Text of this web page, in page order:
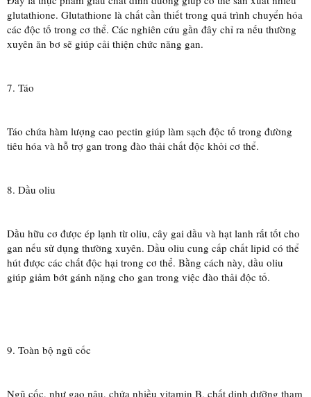
glutathione. Glutathione là chất cần thiết trong quá trình chuyển hóa
các độc tố trong cơ thể. Các nghiên cứu gần đây chỉ ra nếu thường
xuyên ăn bơ sẽ giúp cải thiện chức năng gan.
7. Táo
Táo chứa hàm lượng cao pectin giúp làm sạch độc tố trong đường
tiêu hóa và hỗ trợ gan trong đào thải chất độc khỏi cơ thể.
8. Dầu oliu
Dầu hữu cơ được ép lạnh từ oliu, cây gai dầu và hạt lanh rất tốt cho
gan nếu sử dụng thường xuyên. Dầu oliu cung cấp chất lipid có thể
hút được các chất độc hại trong cơ thể. Bằng cách này, dầu oliu
giúp giảm bớt gánh nặng cho gan trong việc đào thải độc tố.
9. Toàn bộ ngũ cốc
Ngũ cốc, như gạo nâu, chứa nhiều vitamin B, chất dinh dưỡng tham